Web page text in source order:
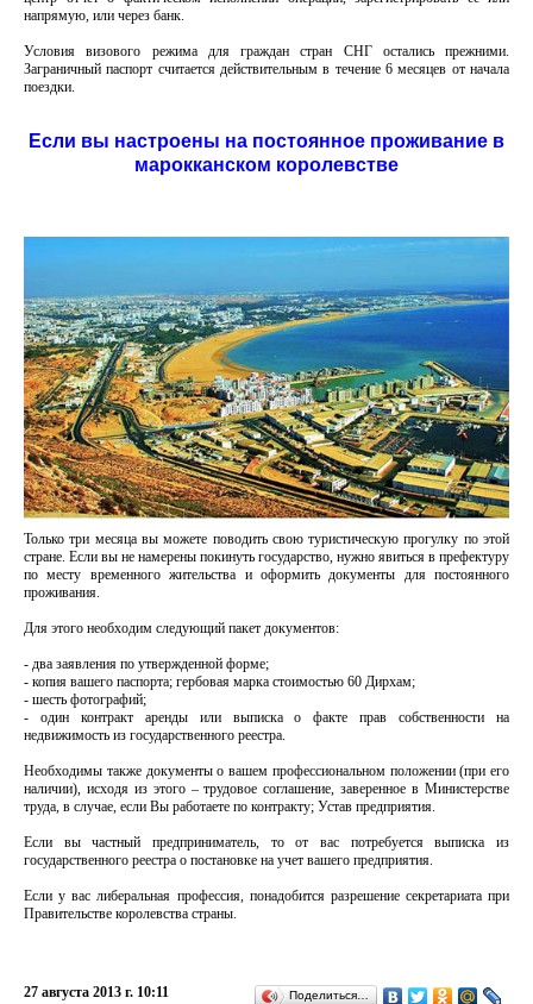
напрямую, или через банк.
Условия визового режима для граждан стран СНГ остались прежними.
Заграничный паспорт считается действительным в течение 6 месяцев от начала
поездки.
Если вы настроены на постоянное проживание в
марокканском королевстве
Только три месяца вы можете поводить свою туристическую прогулку по этой
стране. Если вы не намерены покинуть государство, нужно явиться в префектуру
по месту временного жительства и оформить документы для постоянного
проживания.
Для этого необходим следующий пакет документов:
- два заявления по утвержденной форме;
- копия вашего паспорта; гербовая марка стоимостью 60 Дирхам;
- шесть фотографий;
- один контракт аренды или выписка о факте прав собственности на
недвижимость из государственного реестра.
Необходимы также документы о вашем профессиональном положении (при его
наличии), исходя из этого – трудовое соглашение, заверенное в Министерстве
труда, в случае, если Вы работаете по контракту; Устав предприятия.
Если вы частный предприниматель, то от вас потребуется выписка из
государственного реестра о постановке на учет вашего предприятия.
Если у вас либеральная профессия, понадобится разрешение секретариата при
Правительстве королевства страны.
27 августа 2013 г. 10:11 Поделиться…